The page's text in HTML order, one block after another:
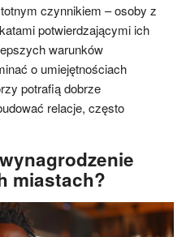
czynnikiem – osoby z
potwierdzającymi ich
warunków
o umiejętnościach
potrafią dobrze
relacje, często
miastach?